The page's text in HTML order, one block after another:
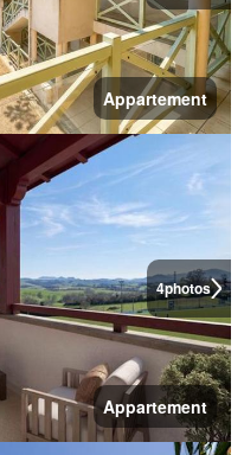
Appartement
4photos
Appartement